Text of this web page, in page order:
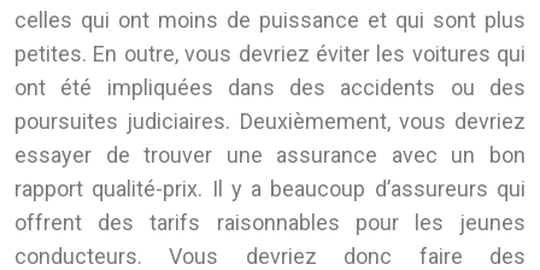
celles qui ont moins de puissance et qui sont plus
petites. En outre, vous devriez éviter les voitures qui
ont été impliquées dans des accidents ou des
poursuites judiciaires. Deuxièmement, vous devriez
essayer de trouver une assurance avec un bon
rapport qualité-prix. Il y a beaucoup d’assureurs qui
offrent des tarifs raisonnables pour les jeunes
conducteurs. Vous devriez donc faire des